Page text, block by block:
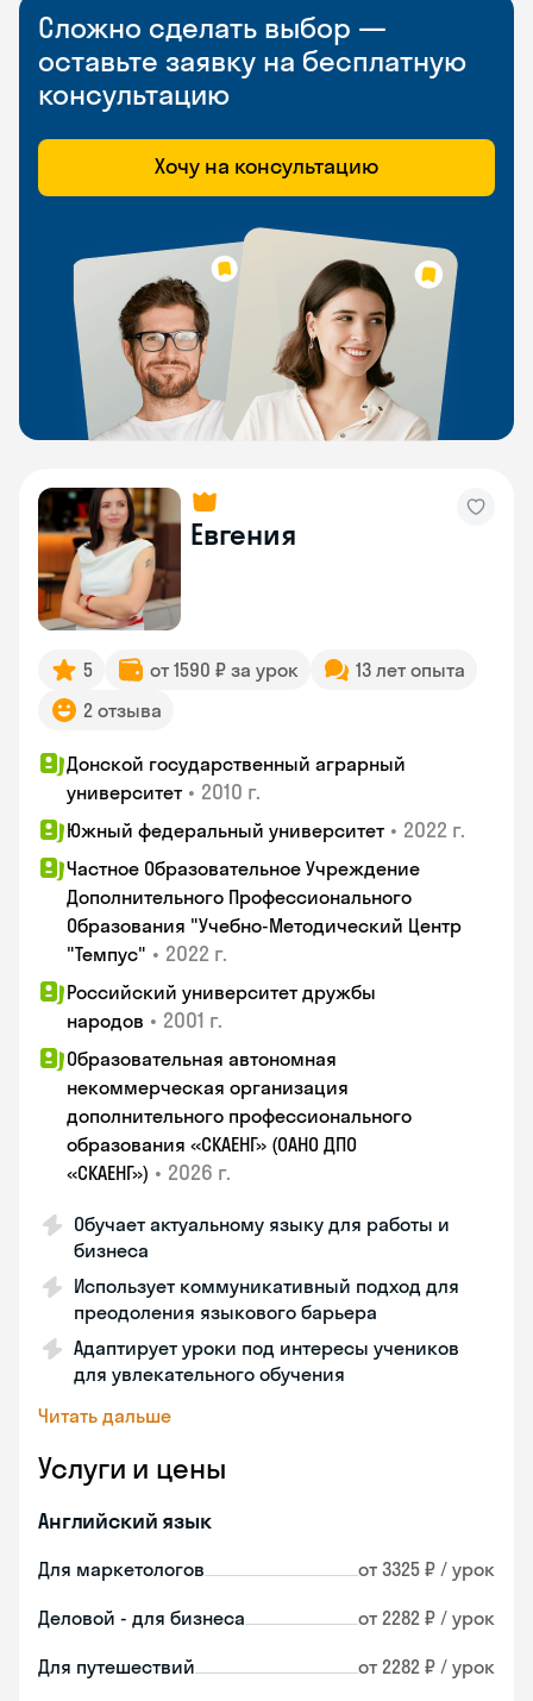
Сложно сделать выбор —
оставьте заявку на бесплатную
консультацию
Хочу на консультацию
Евгения
5 от 1590 ₽ за урок
13 лет опыта
2 отзыва
Донской государственный аграрный
университет • 2010 г.
Южный федеральный университет • 2022 г.
Частное Образовательное Учреждение
Дополнительного Профессионального
Образования "Учебно-Методический Центр
"Темпус" • 2022 г.
Российский университет дружбы
народов • 2001 г.
Образовательная автономная
некоммерческая организация
дополнительного профессионального
образования «СКАЕНГ» (ОАНО ДПО
«СКАЕНГ») • 2026 г.
Обучает актуальному языку для работы и
бизнеса
Использует коммуникативный подход для
преодоления языкового барьера
Адаптирует уроки под интересы учеников
для увлекательного обучения
Читать дальше
Услуги и цены
Английский язык
Для маркетологов от 3325 ₽ / урок
Деловой - для бизнеса от 2282 ₽ / урок
Для путешествий от 2282 ₽ / урок